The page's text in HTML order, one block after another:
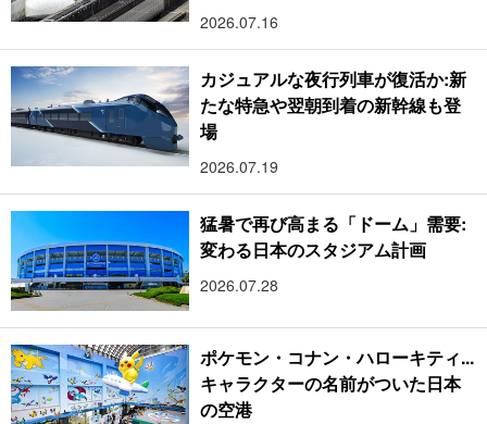
2026.07.16
カジュアルな夜行列車が復活か:新
たな特急や翌朝到着の新幹線も登
場
2026.07.19
猛暑で再び高まる「ドーム」需要:
変わる日本のスタジアム計画
2026.07.28
ポケモン・コナン・ハローキティ...
キャラクターの名前がついた日本
の空港